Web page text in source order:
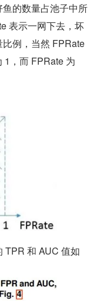
的数量占池子中所
表示一网下去，坏
例，当然 FPRate
1，而 FPRate 为
TPR 和 AUC 值如